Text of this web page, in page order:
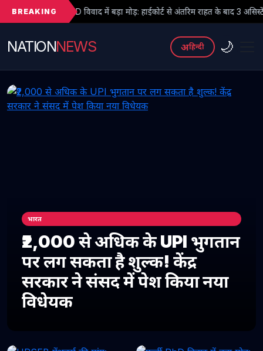
BREAKING
विवाद में बड़ा मोड़: हाईकोर्ट से अंतरिम राहत के बाद 3 असिस्टेंट प्रोफेसरों ने फिर
NATIONNEWS अहिन्दी 🌙
भारत
₹2,000 से अधिक के UPI भुगतान
पर लग सकता है शुल्क! केंद्र
सरकार ने संसद में पेश किया नया
विधेयक